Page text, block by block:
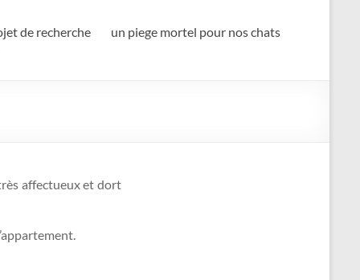
de recherche
un piege mortel pour nos chats
affectueux et dort